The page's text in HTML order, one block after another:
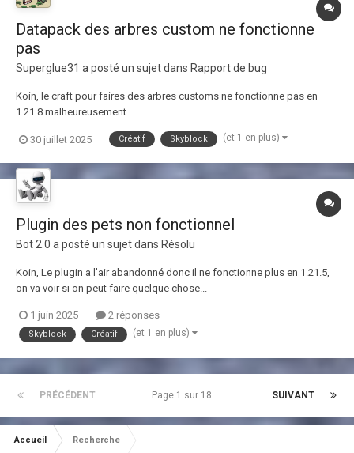
Datapack des arbres custom ne fonctionne
pas
Superglue31 a posté un sujet dans Rapport de bug
Koin, le craft pour faires des arbres customs ne fonctionne pas en
1.21.8 malheureusement.
30 juillet 2025 Créatif Skyblock (et 1 en plus)
Plugin des pets non fonctionnel
Bot 2.0 a posté un sujet dans Résolu
Koin, Le plugin a l'air abandonné donc il ne fonctionne plus en 1.21.5,
on va voir si on peut faire quelque chose...
1 juin 2025 2 réponses
Skyblock Créatif (et 1 en plus)
PRÉCÉDENT SUIVANT
Page 1 sur 18
Accueil Recherche